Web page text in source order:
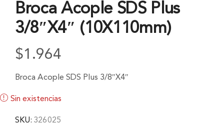
Broca Acople SDS Plus
3/8″X4″ (10X110mm)
$1.964
Broca Acople SDS Plus 3/8″X4″
Sin existencias
SKU: 326025